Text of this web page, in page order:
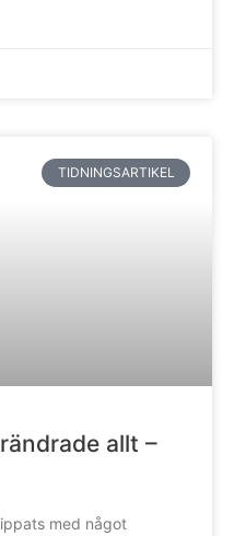
TIDNINGSARTIKEL
allt –
med något